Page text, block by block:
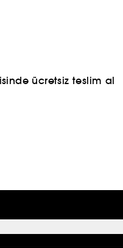
ücretsiz teslim al